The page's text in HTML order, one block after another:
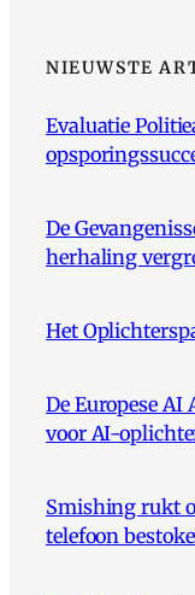
NIEUWSTE
Evaluatie
De
herhaling
Het
De Europese
voor AI-
Smishing rukt
telefoon